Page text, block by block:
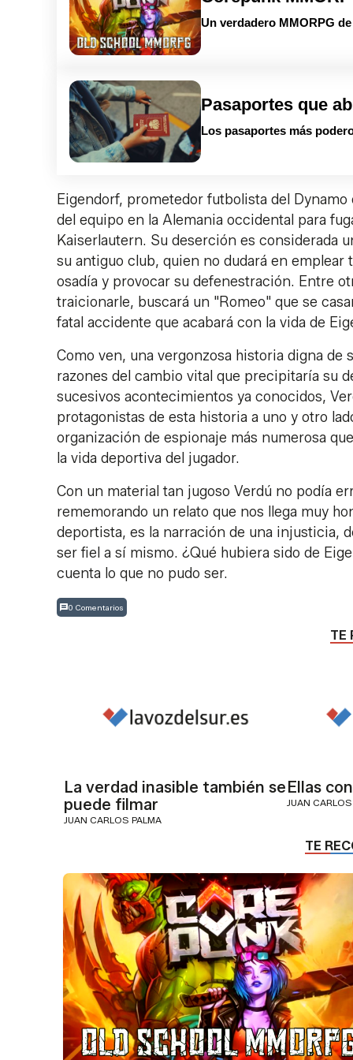
Un verdadero MMORPG
Pasaportes que
Los pasaportes más
Eigendorf, prometedor futbolista del
del equipo en la Alemania occidental para
Kaiserlautern. Su deserción es considerada
su antiguo club, quien no dudará en
osadía y provocar su defenestración. Entre
traicionarle, buscará un "Romeo" que se
fatal accidente que acabará con la vida de
Como ven, una vergonzosa historia digna
razones del cambio vital que precipitaría su
sucesivos acontecimientos ya conocidos,
protagonistas de esta historia a uno y otro
organización de espionaje más numerosa
la vida deportiva del jugador.
Con un material tan jugoso Verdú no podía
rememorando un relato que nos llega muy
deportista, es la narración de una injusticia,
ser fiel a sí mismo. ¿Qué hubiera sido de
cuenta lo que no pudo ser.
0 Comentarios
TE
La verdad inasible también se
puede filmar
JUAN CARLOS PALMA
Ellas
JUAN